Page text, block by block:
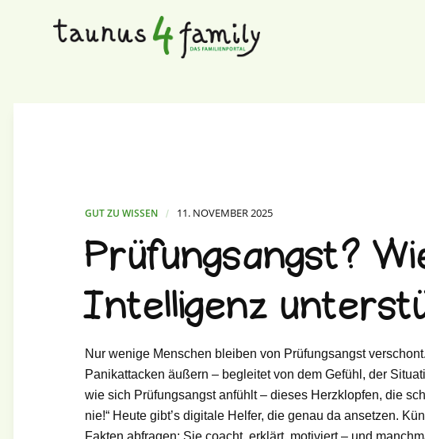
GUT ZU WISSEN / 11. NOVEMBER 2025
Prüfungsangst?
Intelligenz
Nur wenige Menschen bleiben von Prüfungsangst
Panikattacken äußern – begleitet von dem Gefühl, der
wie sich Prüfungsangst anfühlt – dieses Herzklopfen, die
nie!“ Heute gibt’s digitale Helfer, die genau da ansetzen.
Fakten abfragen: Sie coacht, erklärt, motiviert – und